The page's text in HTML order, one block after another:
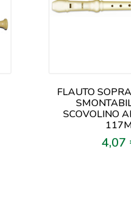
FLAUTO
SCOVOLINO
Prezzo
4,07